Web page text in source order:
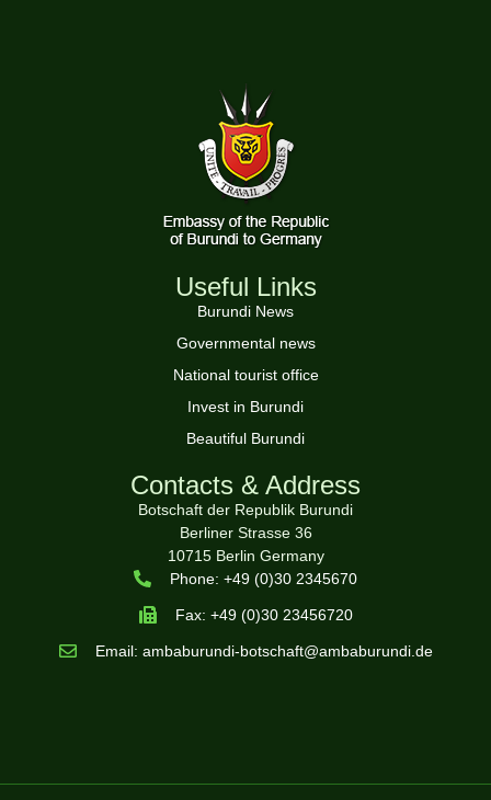
Useful Links
Burundi News
Governmental news
National tourist office
Invest in Burundi
Beautiful Burundi
Contacts & Address
Botschaft der Republik Burundi
Berliner Strasse 36
10715 Berlin Germany
Phone: +49 (0)30 2345670
Fax: +49 (0)30 23456720
Email: ambaburundi-botschaft@ambaburundi.de